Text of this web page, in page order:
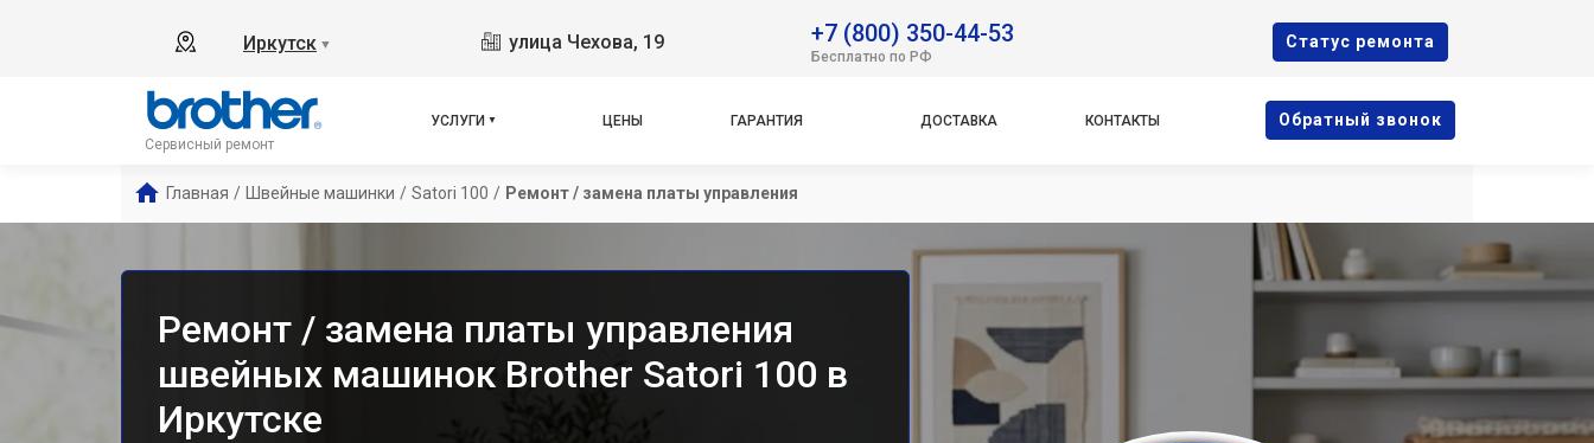
Иркутск ▼ улица Чехова, 19 +7 (800) 350-44-53
Бесплатно по РФ
Cтатус ремонта
Сервисный ремонт
УСЛУГИ ЦЕНЫ ГАРАНТИЯ ДОСТАВКА КОНТАКТЫ Oбратный звонок
Главная / Швейные машинки / Satori 100 / Ремонт / замена платы управления
Ремонт / замена платы управления
швейных машинок Brother Satori 100 в
Иркутске